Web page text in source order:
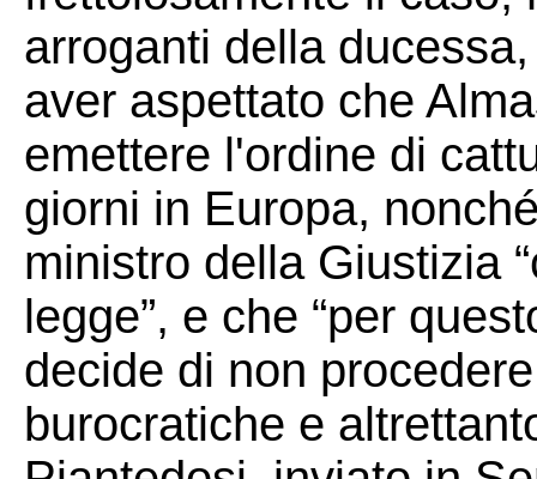
arroganti della
aver aspettato che
emettere l'ordine di
giorni in Europa,
ministro della Giustizia
legge”, e che “per
decide di non
burocratiche e